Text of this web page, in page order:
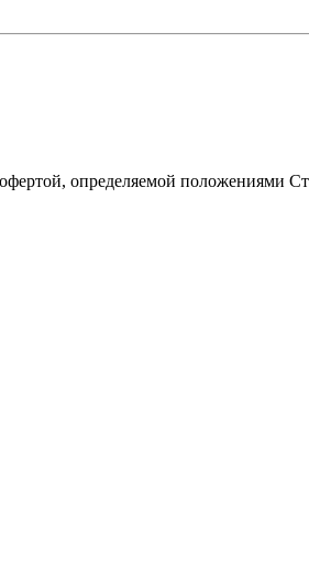
определяемой положениями